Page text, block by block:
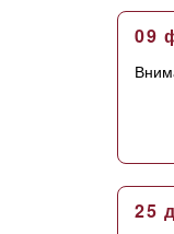
09
25